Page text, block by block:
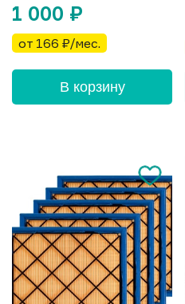
1 000 ₽
от 166 ₽/мес.
В корзину